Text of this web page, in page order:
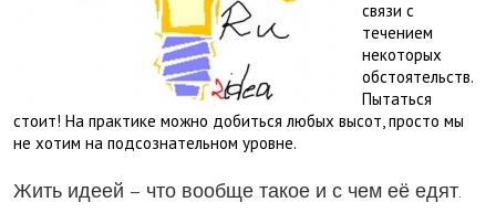
связи с
течением
некоторых
обстоятельств.
Пытаться
стоит! На практике можно добиться любых высот, просто мы
не хотим на подсознательном уровне.
Жить идеей – что вообще такое и с чем её едят.